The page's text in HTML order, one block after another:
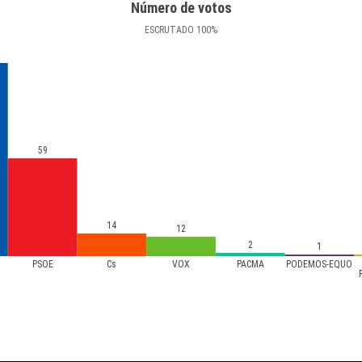
Número de votos
ESCRUTADO 100%
PSOE Cs VOX PACMA PODEMOS-EQUO
59
14
12
2
1